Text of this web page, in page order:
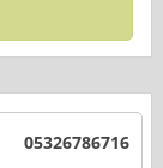
05326786716